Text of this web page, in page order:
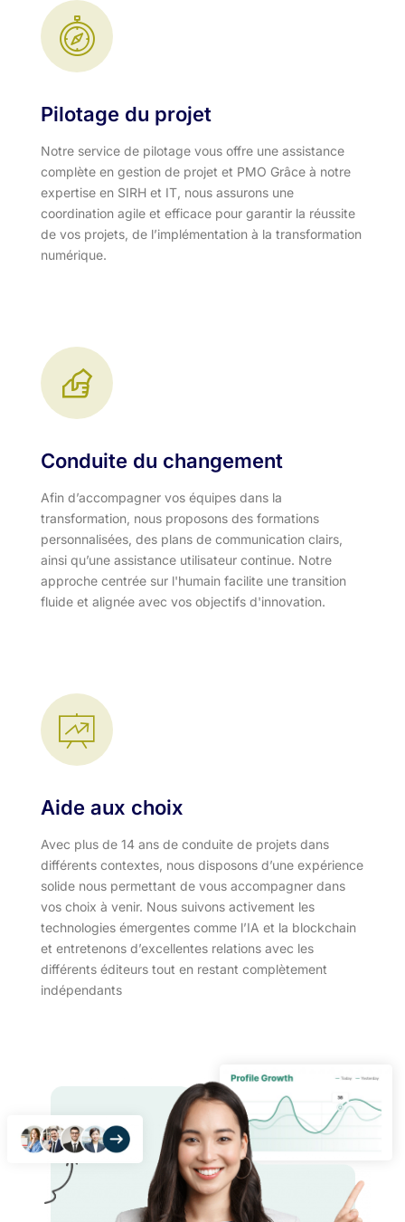
Pilotage du projet
Notre service de pilotage vous offre une assistance
complète en gestion de projet et PMO Grâce à notre
expertise en SIRH et IT, nous assurons une
coordination agile et efficace pour garantir la réussite
de vos projets, de l’implémentation à la transformation
numérique.
Conduite du changement
Afin d’accompagner vos équipes dans la
transformation, nous proposons des formations
personnalisées, des plans de communication clairs,
ainsi qu’une assistance utilisateur continue. Notre
approche centrée sur l'humain facilite une transition
fluide et alignée avec vos objectifs d'innovation.​
Aide aux choix
Avec plus de 14 ans de conduite de projets dans
différents contextes, nous disposons d’une expérience
solide nous permettant de vous accompagner dans
vos choix à venir. Nous suivons activement les
technologies émergentes comme l’IA et la blockchain
et entretenons d’excellentes relations avec les
différents éditeurs tout en restant complètement
indépendants